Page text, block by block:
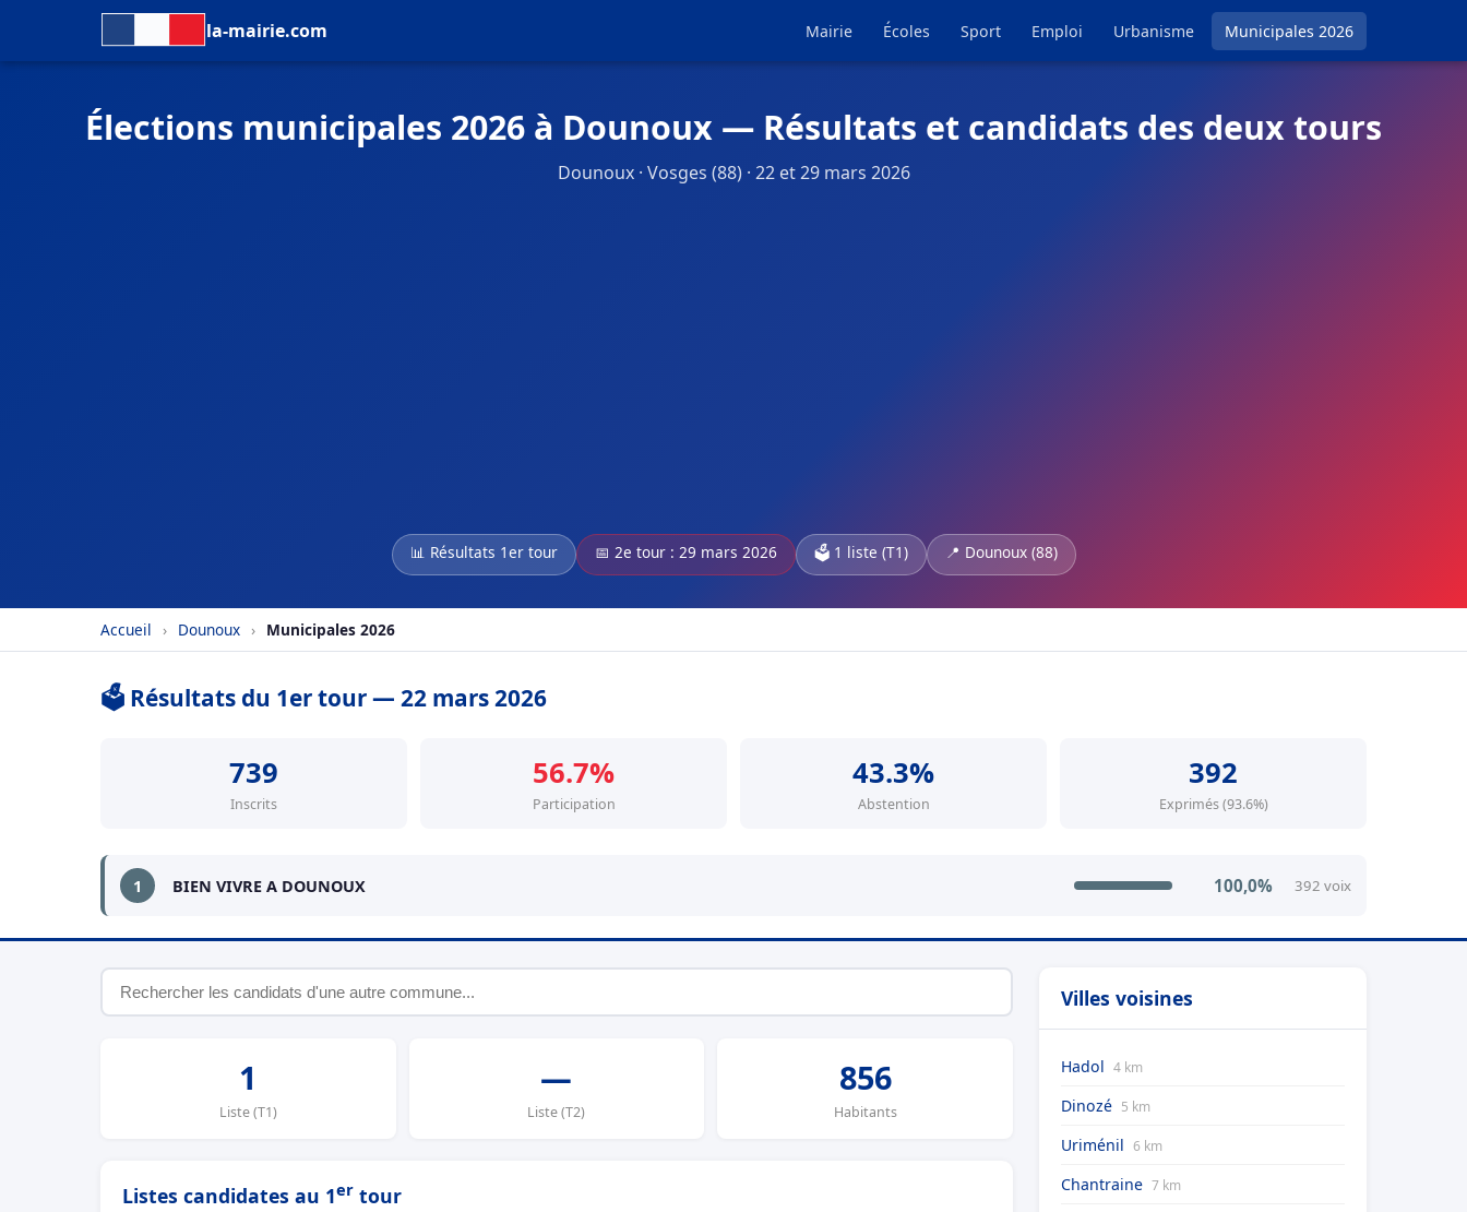
la-mairie.com Mairie Écoles Sport Emploi Urbanisme Municipales 2026
Élections municipales 2026 à Dounoux — Résultats et candidats des deux tours
Dounoux · Vosges (88) · 22 et 29 mars 2026
📊 Résultats 1er tour 📅 2e tour : 29 mars 2026 🗳️ 1 liste (T1) 📍 Dounoux (88)
Accueil › Dounoux › Municipales 2026
🗳️ Résultats du 1er tour — 22 mars 2026
739
Inscrits
56.7%
Participation
43.3%
Abstention
392
Exprimés (93.6%)
1 BIEN VIVRE A DOUNOUX 100,0% 392 voix
1
Liste (T1)
—
Liste (T2)
856
Habitants
Listes candidates au 1er tour
Villes voisines
Hadol 4 km
Dinozé 5 km
Uriménil 6 km
Chantraine 7 km